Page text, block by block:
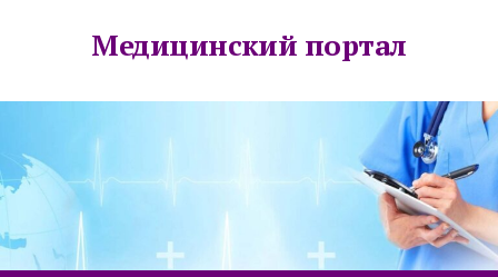
Медицинский портал